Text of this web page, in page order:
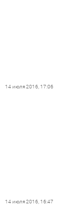
14 июля 2016, 17:06
14 июля 2016, 16:47